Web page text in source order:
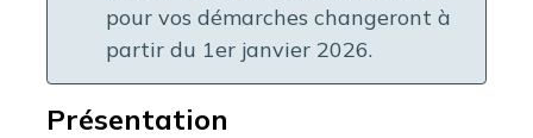
pour vos démarches changeront à
partir du 1er janvier 2026.
Présentation